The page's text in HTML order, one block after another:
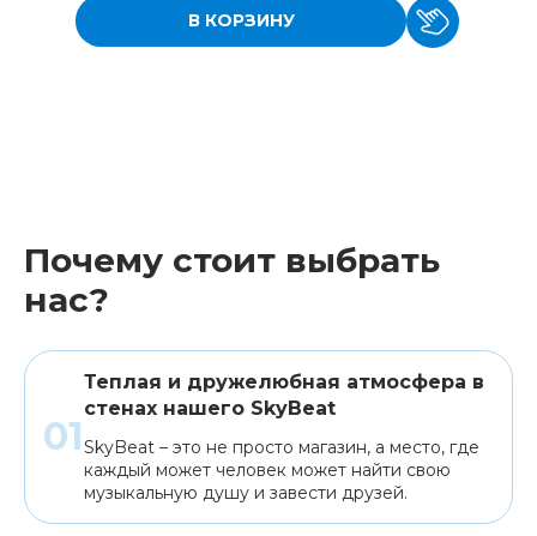
В КОРЗИНУ
Почему стоит выбрать
нас?
Теплая и дружелюбная атмосфера в
стенах нашего SkyBeat
SkyBeat – это не просто магазин, а место, где
каждый может человек может найти свою
музыкальную душу и завести друзей.